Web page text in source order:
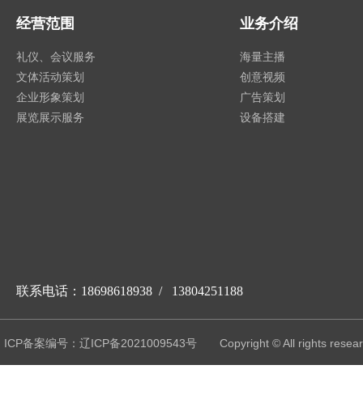
经营范围
礼仪、会议服务
文体活动策划
企业形象策划
展览展示服务
业务介绍
海量主播
创意视频
广告策划
设备搭建
联系电话：18698618938 / 13804251188
ICP备案编号：辽ICP备2021009543号 Copyright © All rights